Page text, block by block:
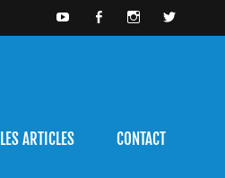
ARTICLES CONTACT